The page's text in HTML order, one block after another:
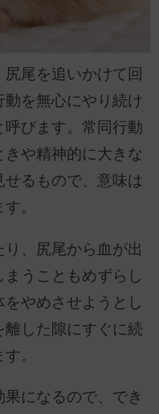
尾を追いかけて回
動を無心にやり続け
びます。常同行動
や精神的に大きな
るもので、意味は
。
、尻尾から血が出
うこともめずらし
やめさせようとし
した隙にすぐに続
。
になるので、でき